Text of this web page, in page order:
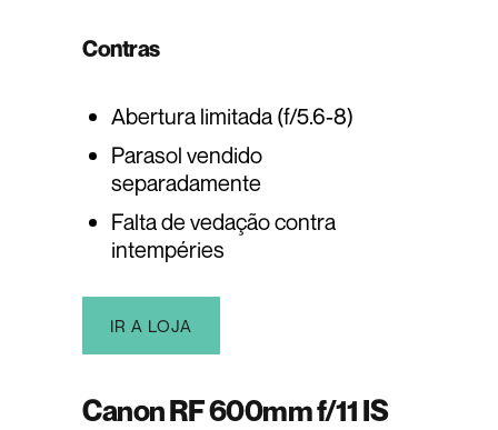
Contras
Abertura limitada (f/5.6-8)
Parasol vendido
separadamente
Falta de vedação contra
intempéries
IR A LOJA
Canon RF 600mm f/11 IS